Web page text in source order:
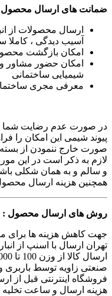
ضمانت های ارسال
ارسال محصولات از
آسیب دیدگی ، کاملا
امکان بازگشت
امکان حضور
شیمیایی ساختمانی
معرفی مجری
در صورت عدم رضایت شما
پیوند شیمی این امکان را
لازم به ذکر است در این
و سالم و به همان شکلی
همچنین هزینه ارسال
روش های ارسال محصول :
تهران ارسال با اسنپ از
صنعتی زاویه توسط
فروشگاه اینترنتی قبل از
هزینه ارسال و ساعت تخلیه